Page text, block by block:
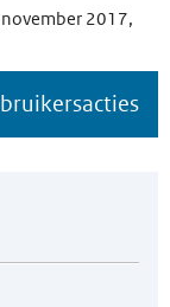
2017,